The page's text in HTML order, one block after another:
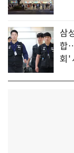
삼
합
회'